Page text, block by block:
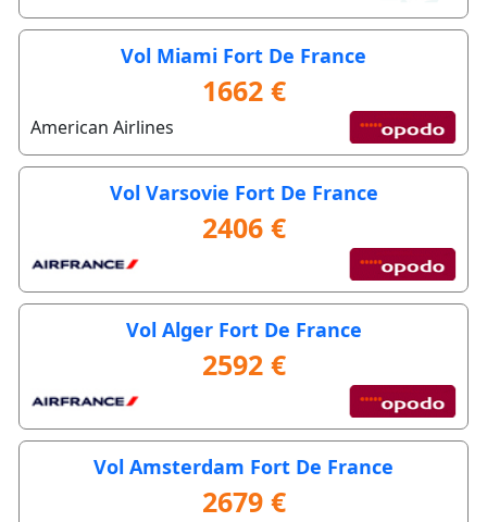
Vol Miami Fort De France
1662 €
American Airlines
Vol Varsovie Fort De France
2406 €
Vol Alger Fort De France
2592 €
Vol Amsterdam Fort De France
2679 €